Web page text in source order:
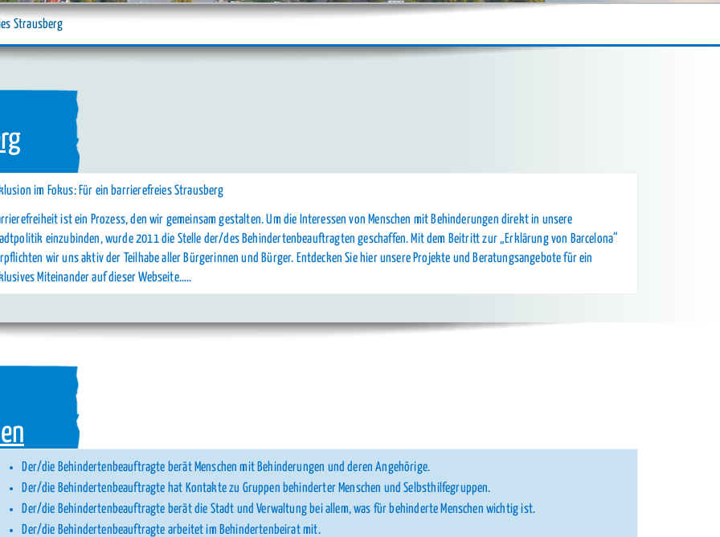
Strausberg
im Fokus: Für ein barrierefreies Strausberg
ist ein Prozess, den wir gemeinsam gestalten. Um die Interessen von Menschen mit Behinderungen direkt in unsere
einzubinden, wurde 2011 die Stelle der/des Behindertenbeauftragten geschaffen. Mit dem Beitritt zur „Erklärung von Barcelona“
wir uns aktiv der Teilhabe aller Bürgerinnen und Bürger. Entdecken Sie hier unsere Projekte und Beratungsangebote für ein
Miteinander auf dieser Webseite…..
Der/die Behindertenbeauftragte berät Menschen mit Behinderungen und deren Angehörige.
Der/die Behindertenbeauftragte hat Kontakte zu Gruppen behinderter Menschen und Selbsthilfegruppen.
Der/die Behindertenbeauftragte berät die Stadt und Verwaltung bei allem, was für behinderte Menschen wichtig ist.
Der/die Behindertenbeauftragte arbeitet im Behindertenbeirat mit.